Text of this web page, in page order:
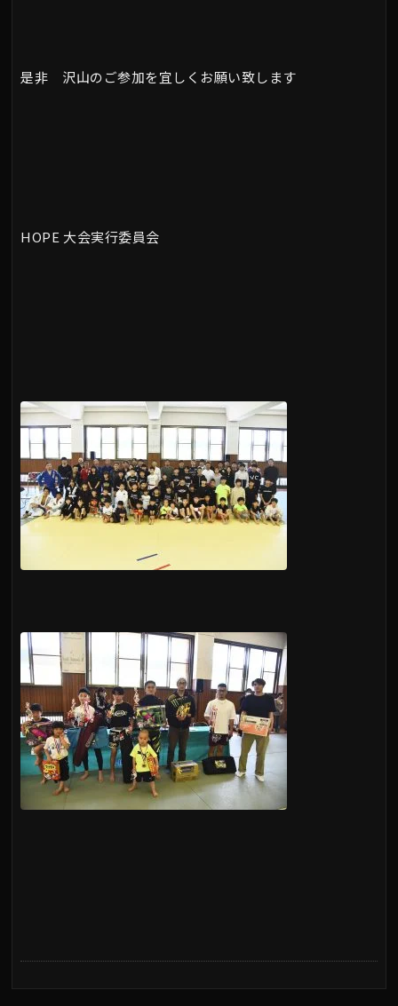
是非 沢山のご参加を宜しくお願い致します
HOPE 大会実行委員会